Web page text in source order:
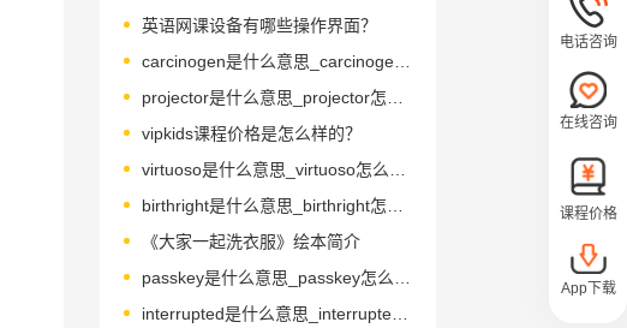
英语网课设备有哪些操作界面？
carcinogen是什么意思_carcinogen怎么读_音标kɑ-ˈsɪnədʒən
vipkids课程价格是怎么样的？
《大家一起洗衣服》绘本简介
interrupted是什么意思_interrupted怎么读_音标ˌɪntə'rʌptɪd
电话咨询
在线咨询
课程价格
App下载